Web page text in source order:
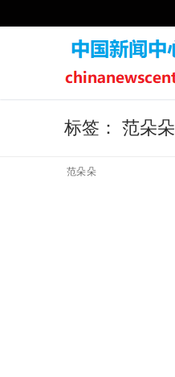
to
标签： 范朵朵
范朵朵